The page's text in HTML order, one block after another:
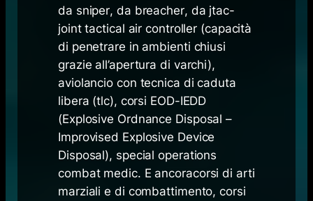
da sniper, da breacher, da jtac-
joint tactical air controller (capacità
di penetrare in ambienti chiusi
grazie all’apertura di varchi),
aviolancio con tecnica di caduta
libera (tlc), corsi EOD-IEDD
(Explosive Ordnance Disposal –
Improvised Explosive Device
Disposal), special operations
combat medic. E ancoracorsi di arti
marziali e di combattimento, corsi